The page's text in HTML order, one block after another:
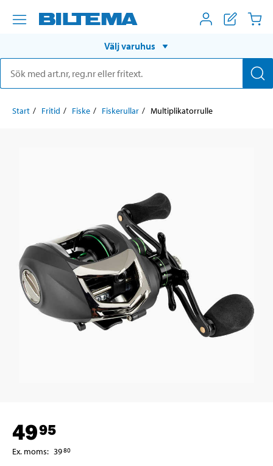
Välj varuhus
Start Fritid Fiske Fiskerullar Multiplikatorrulle
4995
Ex. moms: 3980